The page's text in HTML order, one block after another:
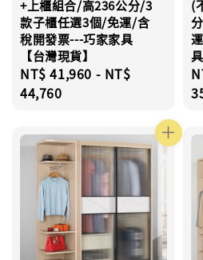
+上櫃組合/高236公分/3
款子櫃任選3個/免運/含
稅開發票---巧家家具
【台灣現貨】
Regular
price
NT$ 41,960 - NT$
44,760
(